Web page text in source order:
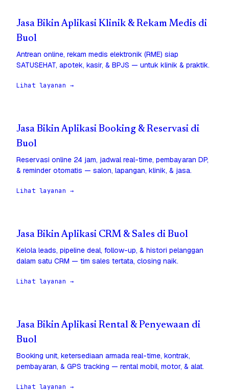
Jasa Bikin Aplikasi Klinik & Rekam Medis di
Buol
Antrean online, rekam medis elektronik (RME) siap
SATUSEHAT, apotek, kasir, & BPJS — untuk klinik & praktik.
Lihat layanan →
Jasa Bikin Aplikasi Booking & Reservasi di
Buol
Reservasi online 24 jam, jadwal real-time, pembayaran DP,
& reminder otomatis — salon, lapangan, klinik, & jasa.
Lihat layanan →
Jasa Bikin Aplikasi CRM & Sales di Buol
Kelola leads, pipeline deal, follow-up, & histori pelanggan
dalam satu CRM — tim sales tertata, closing naik.
Lihat layanan →
Jasa Bikin Aplikasi Rental & Penyewaan di
Buol
Booking unit, ketersediaan armada real-time, kontrak,
pembayaran, & GPS tracking — rental mobil, motor, & alat.
Lihat layanan →